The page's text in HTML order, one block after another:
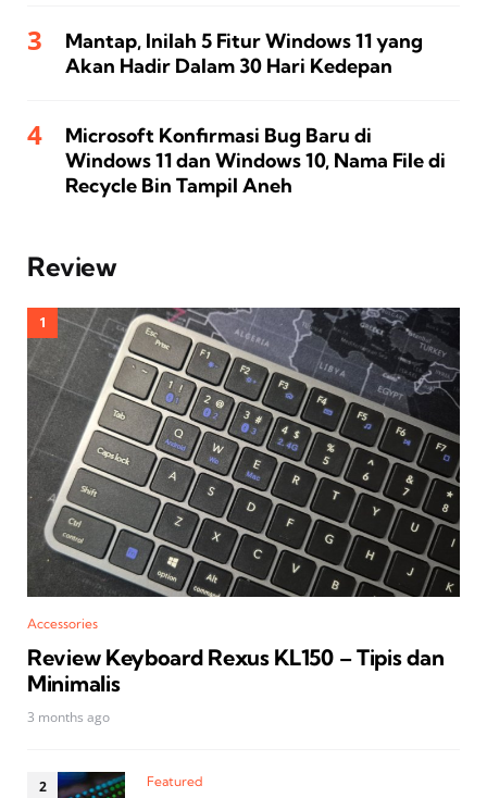
Mantap, Inilah 5 Fitur Windows 11 yang
Akan Hadir Dalam 30 Hari Kedepan
Microsoft Konfirmasi Bug Baru di
Windows 11 dan Windows 10, Nama File di
Recycle Bin Tampil Aneh
Review
Accessories
Review Keyboard Rexus KL150 – Tipis dan
Minimalis
3 months ago
Featured